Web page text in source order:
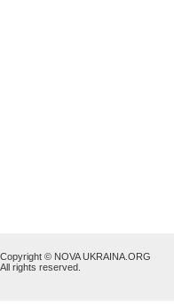
Copyright © NOVA UKRAINA.ORG
All rights reserved.